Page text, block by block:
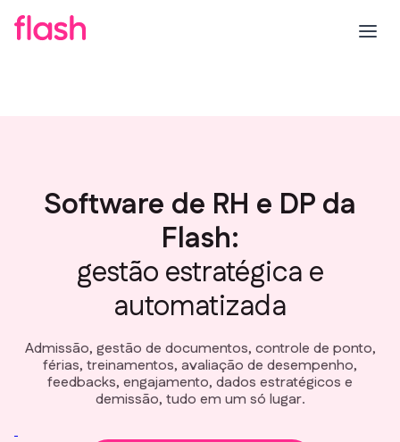
Software de RH e DP da
Flash:
gestão estratégica e
automatizada
Admissão, gestão de documentos, controle de ponto,
férias, treinamentos, avaliação de desempenho,
feedbacks, engajamento, dados estratégicos e
demissão, tudo em um só lugar.